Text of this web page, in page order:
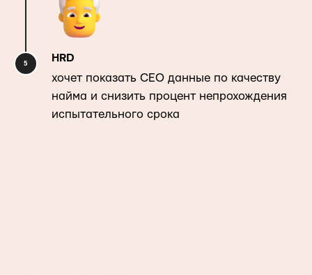
HRD
хочет показать CEO данные по качеству
найма и снизить процент непрохождения
испытательного срока